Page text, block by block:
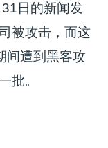
日的新闻发
被攻击，而这
间遭到黑客攻
批。